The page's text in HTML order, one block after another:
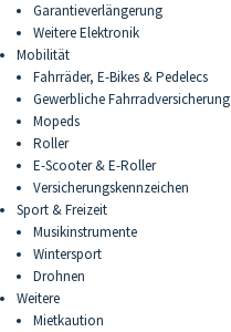
Garantieverlängerung
Weitere Elektronik
Mobilität
Fahrräder, E-Bikes & Pedelecs
Gewerbliche Fahrradversicherung
Mopeds
Roller
E-Scooter & E-Roller
Versicherungskennzeichen
Sport & Freizeit
Musikinstrumente
Wintersport
Drohnen
Weitere
Mietkaution